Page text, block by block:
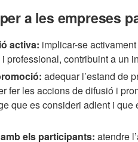
a les empreses
activa: implicar-se
professional, contribuint a un
adequar l’estand de
fer les accions de difusió i
que es consideri adient i
els participants: atendre